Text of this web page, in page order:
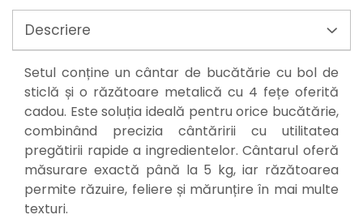
Mixere mortar
Motoare electrice
Pistoale de bătut cuie
Polizoare
Seturi aparate electrice
Testere electrice
Unelte multifuncționale
Vibratoare pentru beton
Scule manuale
Aparate de Tăiat Gresie
Briceag multifuncțional
Descriere
Setul conține un cântar de bucătărie cu bol de
sticlă și o răzătoare metalică cu 4 fețe oferită
cadou. Este soluția ideală pentru orice bucătărie,
combinând precizia cântăririi cu utilitatea
pregătirii rapide a ingredientelor. Cântarul oferă
măsurare exactă până la 5 kg, iar răzătoarea
permite răzuire, feliere și mărunțire în mai multe
texturi.